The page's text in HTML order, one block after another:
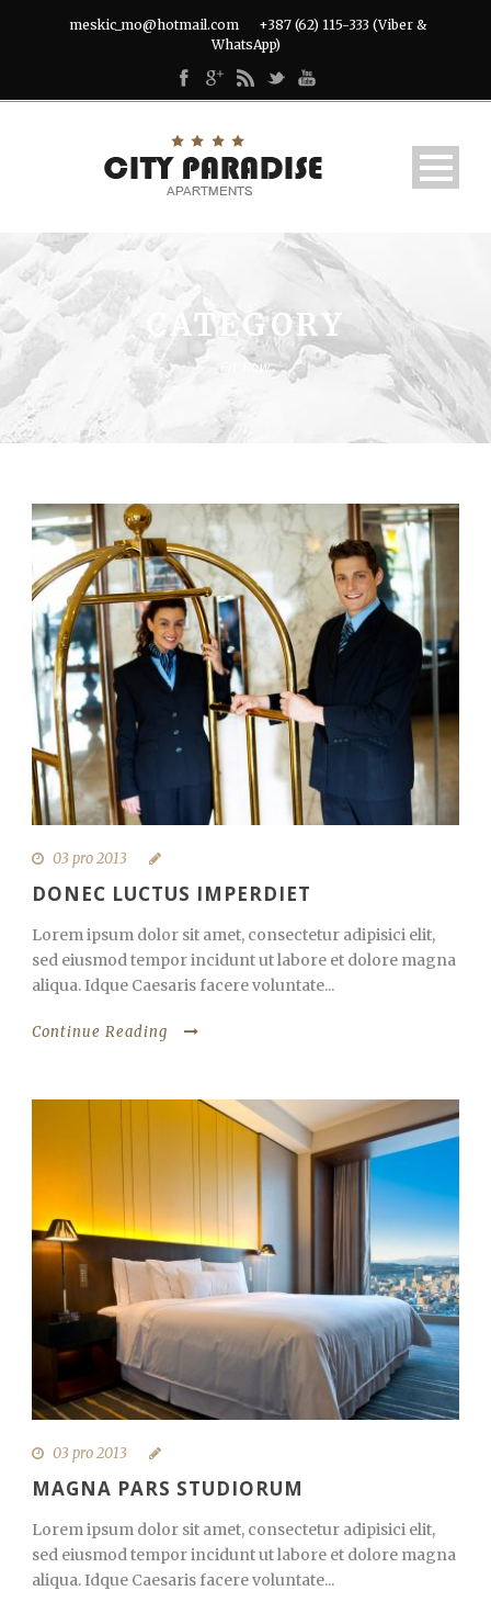
meskic_mo@hotmail.com
+387 (62) 115-333 (Viber &
WhatsApp)
CATEGORY
Fit Row
03 pro 2013
DONEC LUCTUS IMPERDIET
Lorem ipsum dolor sit amet, consectetur adipisici elit,
sed eiusmod tempor incidunt ut labore et dolore magna
aliqua. Idque Caesaris facere voluntate...
Continue Reading
03 pro 2013
MAGNA PARS STUDIORUM
Lorem ipsum dolor sit amet, consectetur adipisici elit,
sed eiusmod tempor incidunt ut labore et dolore magna
aliqua. Idque Caesaris facere voluntate...